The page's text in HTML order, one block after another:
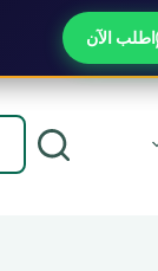
اطلب الآن